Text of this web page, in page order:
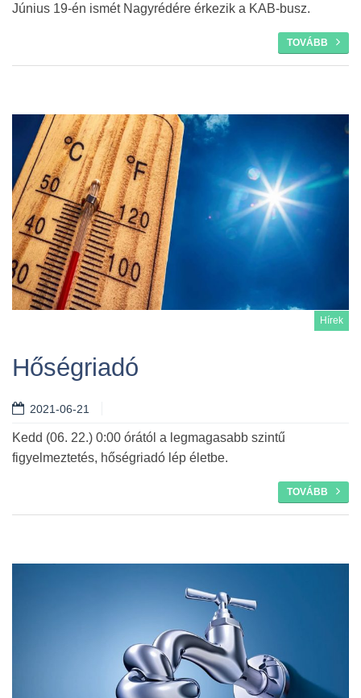
Június 19-én ismét Nagyrédére érkezik a KAB-busz.
TOVÁBB
Hírek
Hőségriadó
2021-06-21
Kedd (06. 22.) 0:00 órától a legmagasabb szintű
figyelmeztetés, hőségriadó lép életbe.
TOVÁBB